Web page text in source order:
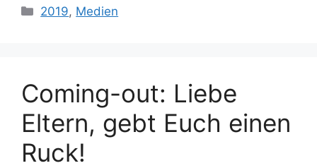
Kategorien
2019, Medien
Coming-out: Liebe
Eltern, gebt Euch einen
Ruck!